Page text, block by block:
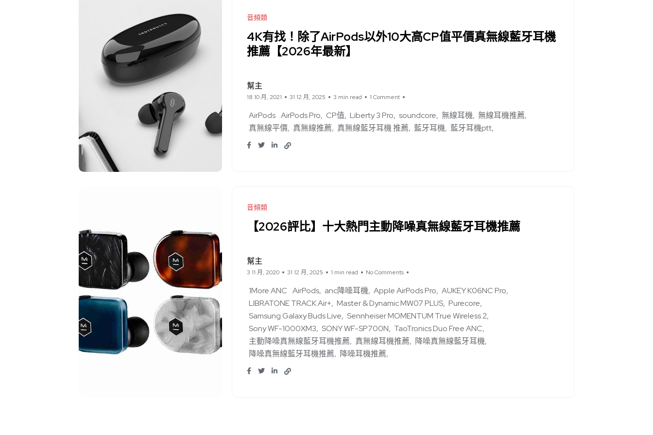
音頻類
4K有找！除了AirPods以外10大高CP值平價真無線藍牙耳機
推薦【2026年最新】
幫主
18 10 月, 2021 31 12 月, 2025 3 min read 1 Comment
AirPods AirPods Pro CP值 Liberty 3 Pro soundcore 無線耳機 無線耳機推薦
真無線平價 真無線推薦 真無線藍牙耳機 推薦 藍牙耳機 藍牙耳機ptt
音頻類
【2026評比】十大熱門主動降噪真無線藍牙耳機推薦
幫主
3 11 月, 2020 31 12 月, 2025 1 min read No Comments
1More ANC AirPods anc降噪耳機 Apple AirPods Pro AUKEY K06NC Pro
LIBRATONE TRACK Air+ Master & Dynamic MW07 PLUS Purecore
Samsung Galaxy Buds Live Sennheiser MOMENTUM True Wireless 2
Sony WF-1000XM3 SONY WF-SP700N
TaoTronics Duo Free ANC
主動降噪真無線藍牙耳機推薦
真無線耳機推薦
降噪真無線藍牙耳機
降噪真無線藍牙耳機推薦
降噪耳機推薦